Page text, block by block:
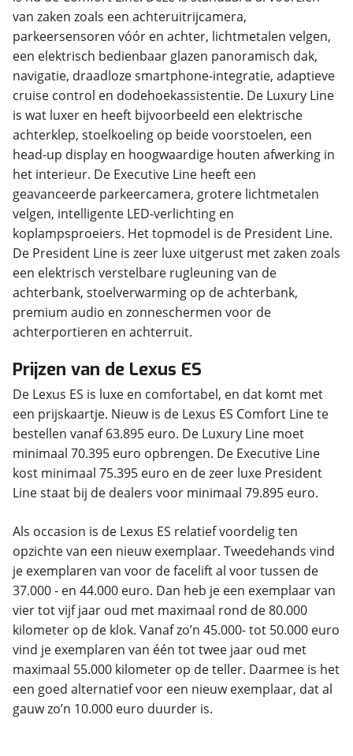
van zaken zoals een achteruitrijcamera,
parkeersensoren vóór en achter, lichtmetalen velgen,
een elektrisch bedienbaar glazen panoramisch dak,
navigatie, draadloze smartphone-integratie, adaptieve
cruise control en dodehoekassistentie. De Luxury Line
is wat luxer en heeft bijvoorbeeld een elektrische
achterklep, stoelkoeling op beide voorstoelen, een
head-up display en hoogwaardige houten afwerking in
het interieur. De Executive Line heeft een
geavanceerde parkeercamera, grotere lichtmetalen
velgen, intelligente LED-verlichting en
koplampsproeiers. Het topmodel is de President Line.
De President Line is zeer luxe uitgerust met zaken zoals
een elektrisch verstelbare rugleuning van de
achterbank, stoelverwarming op de achterbank,
premium audio en zonneschermen voor de
achterportieren en achterruit.
Prijzen van de Lexus ES
De Lexus ES is luxe en comfortabel, en dat komt met
een prijskaartje. Nieuw is de Lexus ES Comfort Line te
bestellen vanaf 63.895 euro. De Luxury Line moet
minimaal 70.395 euro opbrengen. De Executive Line
kost minimaal 75.395 euro en de zeer luxe President
Line staat bij de dealers voor minimaal 79.895 euro.
Als occasion is de Lexus ES relatief voordelig ten
opzichte van een nieuw exemplaar. Tweedehands vind
je exemplaren van voor de facelift al voor tussen de
37.000 - en 44.000 euro. Dan heb je een exemplaar van
vier tot vijf jaar oud met maximaal rond de 80.000
kilometer op de klok. Vanaf zo’n 45.000- tot 50.000 euro
vind je exemplaren van één tot twee jaar oud met
maximaal 55.000 kilometer op de teller. Daarmee is het
een goed alternatief voor een nieuw exemplaar, dat al
gauw zo’n 10.000 euro duurder is.